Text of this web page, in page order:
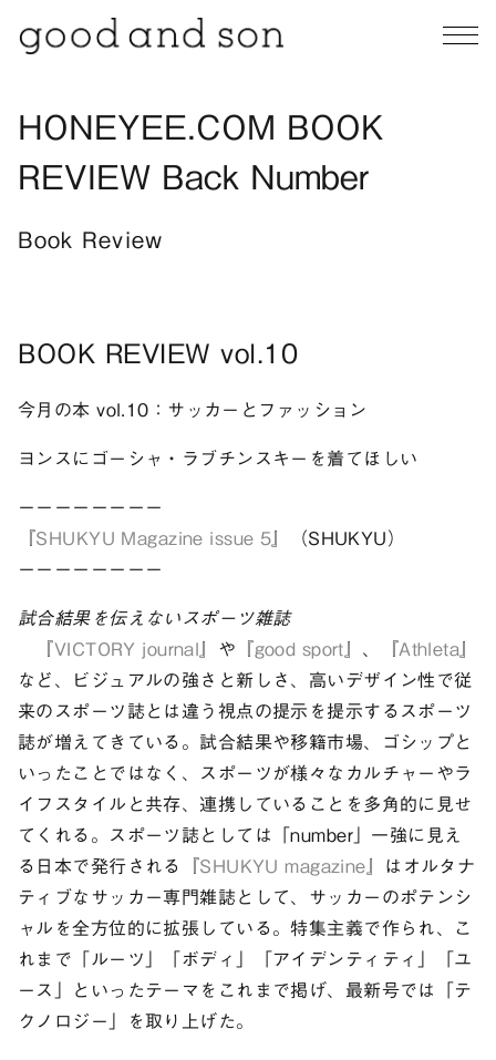
HONEYEE.COM BOOK
REVIEW Back Number
Book Review
BOOK REVIEW vol.10
今月の本 vol.10：サッカーとファッション
ヨンスにゴーシャ・ラブチンスキーを着てほしい
ーーーーーーーー
『SHUKYU Magazine issue 5 』（SHUKYU）
ーーーーーーーー
試合結果を伝えないスポーツ雑誌
『VICTORY journal 』や『good sport 』、『Athleta
など、ビジュアルの強さと新しさ、高いデザイン性で従
来のスポーツ誌とは違う視点の提示を提示するスポーツ
誌が増えてきている。試合結果や移籍市場、ゴシップと
いったことではなく、スポーツが様々なカルチャーやラ
イフスタイルと共存、連携していることを多角的に見せ
てくれる。スポーツ誌としては「number」一強に見え
る日本で発行される『SHUKYU magazine 』はオルタナ
ティブなサッカー専門雑誌として、サッカーのポテンシ
ャルを全方位的に拡張している。特集主義で作られ、こ
れまで「ルーツ」「ボディ」「アイデンティティ」「ユ
ース」といったテーマをこれまで掲げ、最新号では「テ
クノロジー」を取り上げた。